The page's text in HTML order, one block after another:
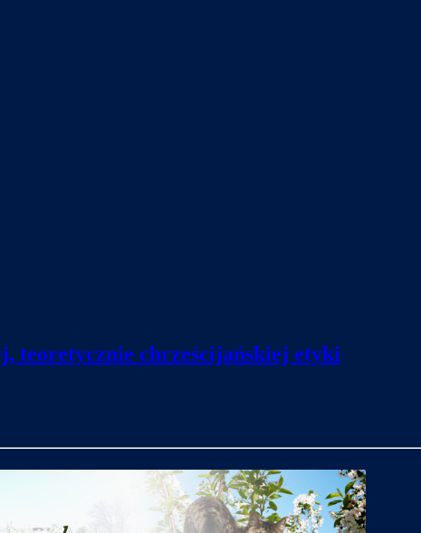
teoretycznie chrześcijańskiej etyki